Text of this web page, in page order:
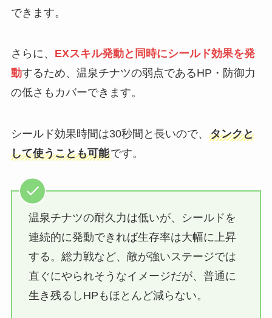
できます。
さらに、 EXスキル発動と同時にシールド効果を発
動するため、温泉チナツの弱点であるHP・防御力
の低さもカバーできます。
シールド効果時間は30秒間と長いので、 タンクと
して使うことも可能です。
温泉チナツの耐久力は低いが、シールドを
連続的に発動できれば生存率は大幅に上昇
する。総力戦など、敵が強いステージでは
直ぐにやられそうなイメージだが、普通に
生き残るしHPもほとんど減らない。